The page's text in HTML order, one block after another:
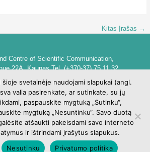
Kitas Įrašas →
Centre of Scientific Communication,
22A, Kaunas Tel. (+370-37) 75 11 32
biblioteka@go.kauko.lt
the Library dr. Lina Šarlauskienė
ir mokslinės komunikacijos centras,
22A, Kaunas Tel. +370 (37) 75 11 32
biblioteka@go.kauko.lt
vadovė Lina Šarlauskienė
šioje svetainėje naudojami slapukai (angl.
valia pasirenkate, ar sutinkate, su jų
paspauskite mygtuką „Sutinku“,
mygtuką „Nesuntinku“. Savo duotą
atšaukti pakeisdami savo interneto
ir ištrindami įrašytus slapukus.
Nesutinku Privatumo politika